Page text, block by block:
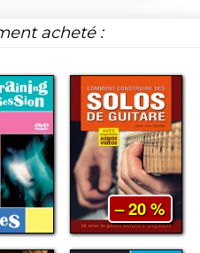
acheté :
– 20 %